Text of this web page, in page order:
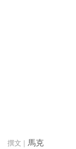
馬克